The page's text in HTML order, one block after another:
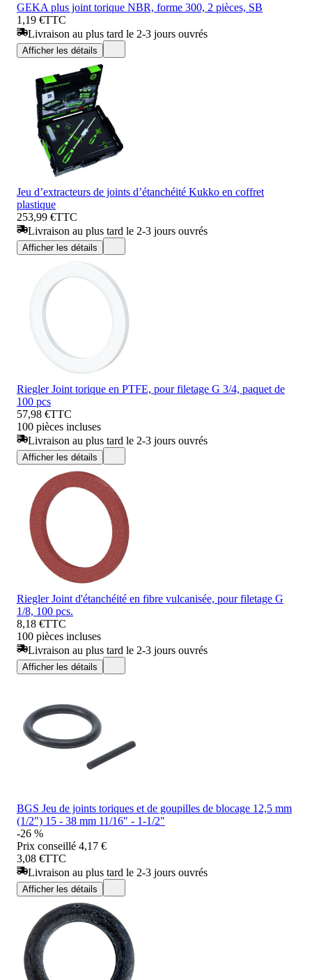
GEKA plus joint torique NBR, forme 300, 2 pièces, SB
1,19 €TTC
Livraison au plus tard le 2-3 jours ouvrés
Afficher les détails
Jeu d’extracteurs de joints d’étanchéité Kukko en coffret
plastique
253,99 €TTC
Livraison au plus tard le 2-3 jours ouvrés
Afficher les détails
Riegler Joint torique en PTFE, pour filetage G 3/4, paquet de
100 pcs
57,98 €TTC
100 pièces incluses
Livraison au plus tard le 2-3 jours ouvrés
Afficher les détails
Riegler Joint d'étanchéité en fibre vulcanisée, pour filetage G
1/8, 100 pcs.
8,18 €TTC
100 pièces incluses
Livraison au plus tard le 2-3 jours ouvrés
Afficher les détails
BGS Jeu de joints toriques et de goupilles de blocage 12,5 mm
(1/2") 15 - 38 mm 11/16" - 1-1/2"
-26 %
Prix conseillé 4,17 €
3,08 €TTC
Livraison au plus tard le 2-3 jours ouvrés
Afficher les détails